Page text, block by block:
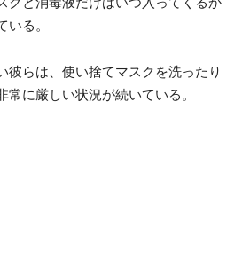
る。
彼らは、使い捨てマスクを洗ったり
常に厳しい状況が続いている。